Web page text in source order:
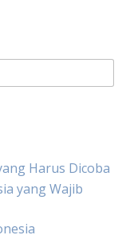
Harus Dicoba
yang Wajib